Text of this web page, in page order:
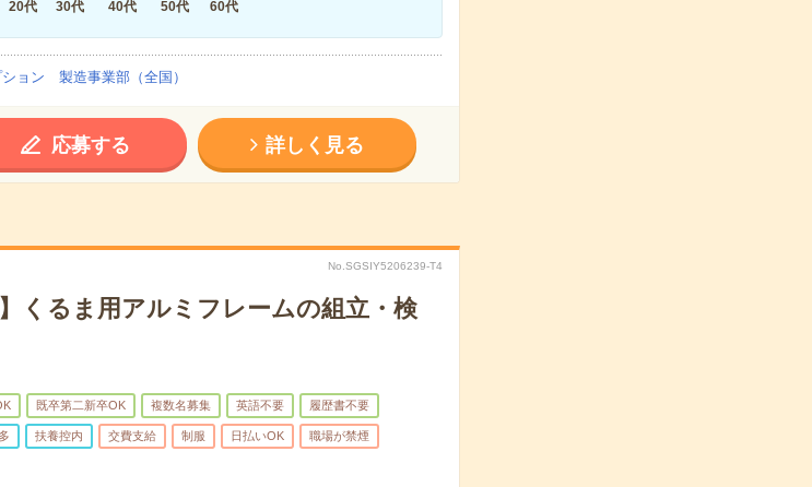
20代
30代 40代 50代 60代
ョン 製造事業部（全国）
応募する 詳しく見る
No.SGSIY5206239-T4
くるま用アルミフレームの組立・検
既卒第二新卒OK 複数名募集 英語不要 履歴書不要
扶養控内 交費支給 制服 日払いOK 職場が禁煙